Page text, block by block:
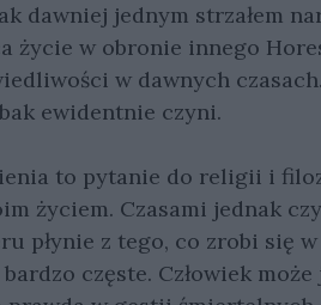
dawniej jednym strzałem
życie w obronie innego
w dawnych
ewidentnie czyni.
to pytanie do religii i
życiem. Czasami jednak
płynie z tego, co zrobi się
częste. Człowiek